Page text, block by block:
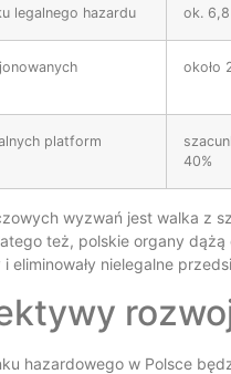
legalnego hazardu ok. 6,8
około
platform
40%
wyzwań jest walka z
też, polskie organy
i eliminowały nielegalne
hazardowego w Polsce